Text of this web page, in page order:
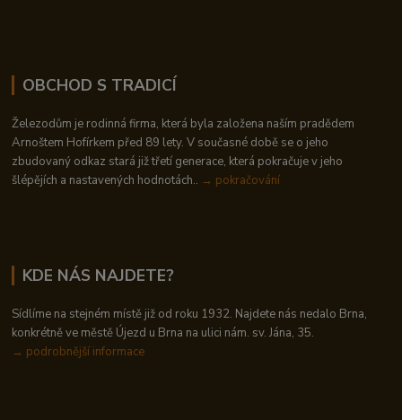
OBCHOD S TRADICÍ
Železodům je rodinná firma, která byla založena naším pradědem
Arnoštem Hofírkem před 89 lety. V současné době se o jeho
zbudovaný odkaz stará již třetí generace, která pokračuje v jeho
šlépějích a nastavených hodnotách.. → pokračování
KDE NÁS NAJDETE?
Sídlíme na stejném místě již od roku 1932. Najdete nás nedalo Brna,
konkrétně ve městě Újezd u Brna na ulici nám. sv. Jána, 35.
→ podrobnější informace